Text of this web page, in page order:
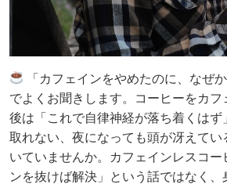
「カフェインをやめたのに、なぜ
でよくお聞きします。コーヒーをカ
後は「これで自律神経が落ち着くは
取れない、夜になっても頭が冴えて
いていませんか。カフェインレスコ
ンを抜けば解決」という話ではなく